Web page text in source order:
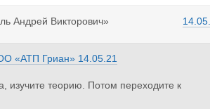
Андрей Викторович»
«АТП Гриан» 14.05.21
изучите теорию. Потом переходите к